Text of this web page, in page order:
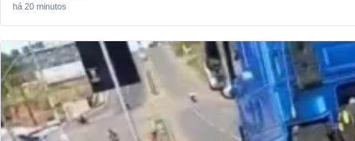
há 20 minutos